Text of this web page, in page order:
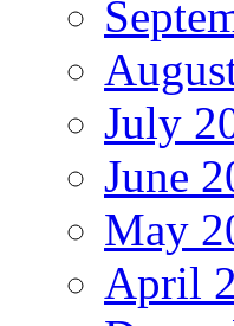
July
June
May
April